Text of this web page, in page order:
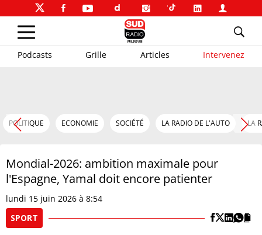
Podcasts Grille Articles Intervenez
POLITIQUE ECONOMIE SOCIÉTÉ LA RADIO DE L'AUTO LA
Mondial-2026: ambition maximale pour
l'Espagne, Yamal doit encore patienter
lundi 15 juin 2026 à 8:54
SPORT